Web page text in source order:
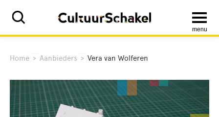
menu
Home > Aanbieders > Vera van Wolferen